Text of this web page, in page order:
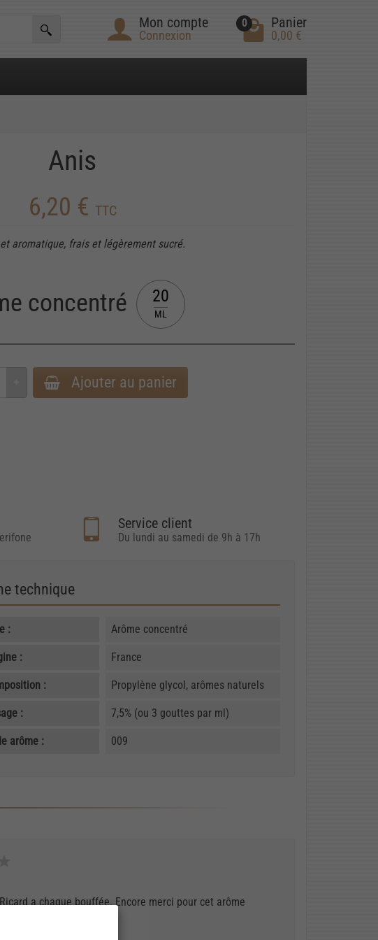
Mon compte
Connexion
0 Panier
0,00 €
Anis
6,20 € TTC
aromatique, frais et légèrement sucré.
concentré 20
ML
Ajouter au panier
Service client
Du lundi au samedi de 9h à 17h
technique
: Arôme concentré
: France
: Propylène glycol, arômes naturels
: 7,5% (ou 3 gouttes par ml)
arôme : 009
a chaque bouffée. Encore merci pour cet arôme